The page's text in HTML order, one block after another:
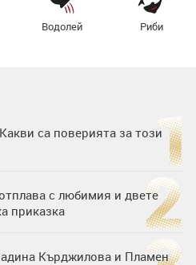
Водолей Риби
са поверията за този
с любимия и двете
приказка
Кърджилова и Пламен